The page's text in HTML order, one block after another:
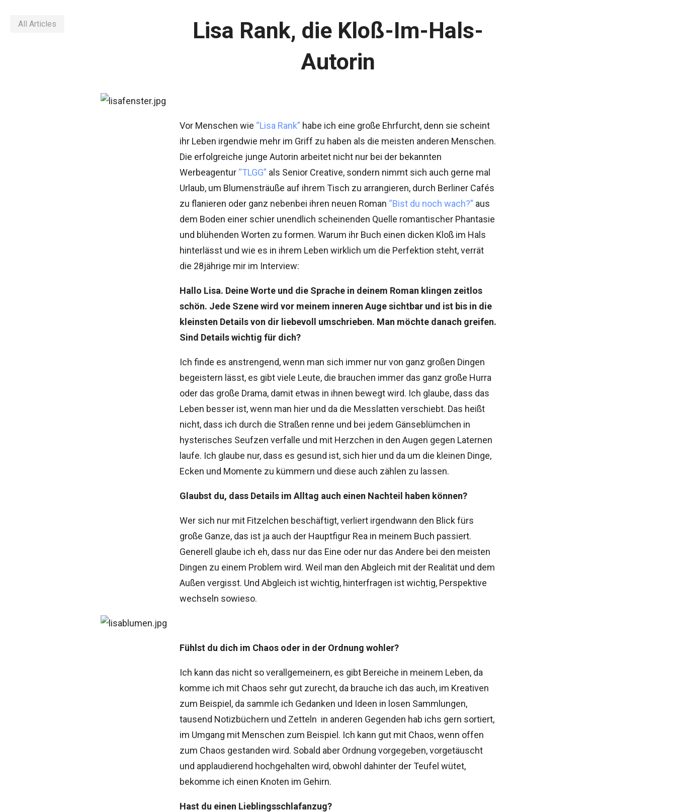
All Articles
Lisa Rank, die Kloß-Im-Hals-
Autorin
Vor Menschen wie “Lisa Rank” habe ich eine große Ehrfurcht, denn sie scheint
ihr Leben irgendwie mehr im Griff zu haben als die meisten anderen Menschen.
Die erfolgreiche junge Autorin arbeitet nicht nur bei der bekannten
Werbeagentur “TLGG” als Senior Creative, sondern nimmt sich auch gerne mal
Urlaub, um Blumensträuße auf ihrem Tisch zu arrangieren, durch Berliner Cafés
zu flanieren oder ganz nebenbei ihren neuen Roman “Bist du noch wach?” aus
dem Boden einer schier unendlich scheinenden Quelle romantischer Phantasie
und blühenden Worten zu formen. Warum ihr Buch einen dicken Kloß im Hals
hinterlässt und wie es in ihrem Leben wirklich um die Perfektion steht, verrät
die 28jährige mir im Interview:
Hallo Lisa. Deine Worte und die Sprache in deinem Roman klingen zeitlos
schön. Jede Szene wird vor meinem inneren Auge sichtbar und ist bis in die
kleinsten Details von dir liebevoll umschrieben. Man möchte danach greifen.
Sind Details wichtig für dich?
Ich finde es anstrengend, wenn man sich immer nur von ganz großen Dingen
begeistern lässt, es gibt viele Leute, die brauchen immer das ganz große Hurra
oder das große Drama, damit etwas in ihnen bewegt wird. Ich glaube, dass das
Leben besser ist, wenn man hier und da die Messlatten verschiebt. Das heißt
nicht, dass ich durch die Straßen renne und bei jedem Gänseblümchen in
hysterisches Seufzen verfalle und mit Herzchen in den Augen gegen Laternen
laufe. Ich glaube nur, dass es gesund ist, sich hier und da um die kleinen Dinge,
Ecken und Momente zu kümmern und diese auch zählen zu lassen.
Glaubst du, dass Details im Alltag auch einen Nachteil haben können?
Wer sich nur mit Fitzelchen beschäftigt, verliert irgendwann den Blick fürs
große Ganze, das ist ja auch der Hauptfigur Rea in meinem Buch passiert.
Generell glaube ich eh, dass nur das Eine oder nur das Andere bei den meisten
Dingen zu einem Problem wird. Weil man den Abgleich mit der Realität und dem
Außen vergisst. Und Abgleich ist wichtig, hinterfragen ist wichtig, Perspektive
wechseln sowieso.
Fühlst du dich im Chaos oder in der Ordnung wohler?
Ich kann das nicht so verallgemeinern, es gibt Bereiche in meinem Leben, da
komme ich mit Chaos sehr gut zurecht, da brauche ich das auch, im Kreativen
zum Beispiel, da sammle ich Gedanken und Ideen in losen Sammlungen,
tausend Notizbüchern und Zetteln  in anderen Gegenden hab ichs gern sortiert,
im Umgang mit Menschen zum Beispiel. Ich kann gut mit Chaos, wenn offen
zum Chaos gestanden wird. Sobald aber Ordnung vorgegeben, vorgetäuscht
und applaudierend hochgehalten wird, obwohl dahinter der Teufel wütet,
bekomme ich einen Knoten im Gehirn.
Hast du einen Lieblingsschlafanzug?